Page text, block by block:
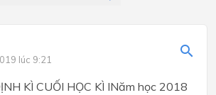
lúc 9:21
KÌ CUỐI HỌC KÌ INăm học 2018